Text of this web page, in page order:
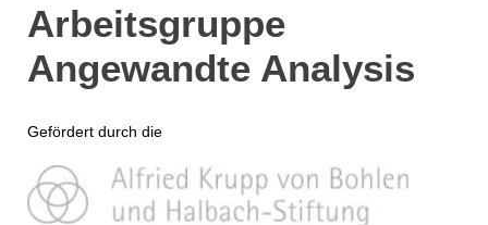
Arbeitsgruppe
Angewandte Analysis
Gefördert durch die